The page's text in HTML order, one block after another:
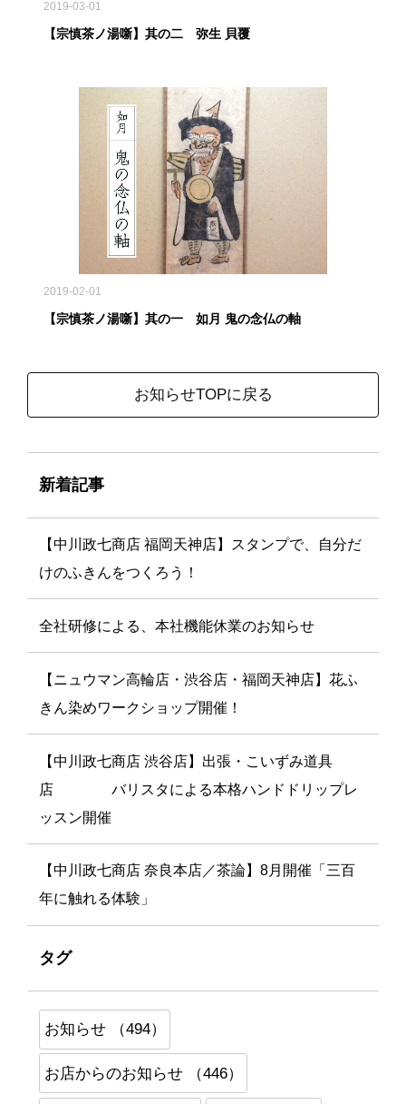
2019-03-01
【宗慎茶ノ湯噺】其の二 弥生 貝覆
2019-02-01
【宗慎茶ノ湯噺】其の一 如月 鬼の念仏の軸
お知らせTOPに戻る
新着記事
【中川政七商店 福岡天神店】スタンプで、自分だ
けのふきんをつくろう！
全社研修による、本社機能休業のお知らせ
【ニュウマン高輪店・渋谷店・福岡天神店】花ふ
きん染めワークショップ開催！
【中川政七商店 渋谷店】出張・こいずみ道具
店 バリスタによる本格ハンドドリップレ
ッスン開催
【中川政七商店 奈良本店／茶論】8月開催「三百
年に触れる体験」
タグ
お知らせ （494）
お店からのお知らせ （446）